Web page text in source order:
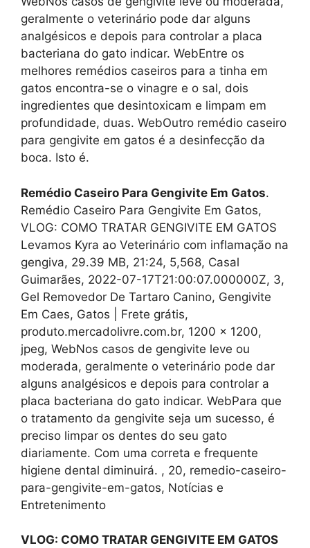
geralmente o veterinário pode dar alguns
analgésicos e depois para controlar a placa
bacteriana do gato indicar. WebEntre os
melhores remédios caseiros para a tinha em
gatos encontra-se o vinagre e o sal, dois
ingredientes que desintoxicam e limpam em
profundidade, duas. WebOutro remédio caseiro
para gengivite em gatos é a desinfecção da
boca. Isto é.
Remédio Caseiro Para Gengivite Em Gatos.
Remédio Caseiro Para Gengivite Em Gatos,
VLOG: COMO TRATAR GENGIVITE EM GATOS
Levamos Kyra ao Veterinário com inflamação na
gengiva, 29.39 MB, 21:24, 5,568, Casal
Guimarães, 2022-07-17T21:00:07.000000Z, 3,
Gel Removedor De Tartaro Canino, Gengivite
Em Caes, Gatos | Frete grátis,
produto.mercadolivre.com.br, 1200 x 1200,
jpeg, WebNos casos de gengivite leve ou
moderada, geralmente o veterinário pode dar
alguns analgésicos e depois para controlar a
placa bacteriana do gato indicar. WebPara que
o tratamento da gengivite seja um sucesso, é
preciso limpar os dentes do seu gato
diariamente. Com uma correta e frequente
higiene dental diminuirá. , 20, remedio-caseiro-
para-gengivite-em-gatos, Notícias e
Entretenimento
VLOG: COMO TRATAR GENGIVITE EM GATOS